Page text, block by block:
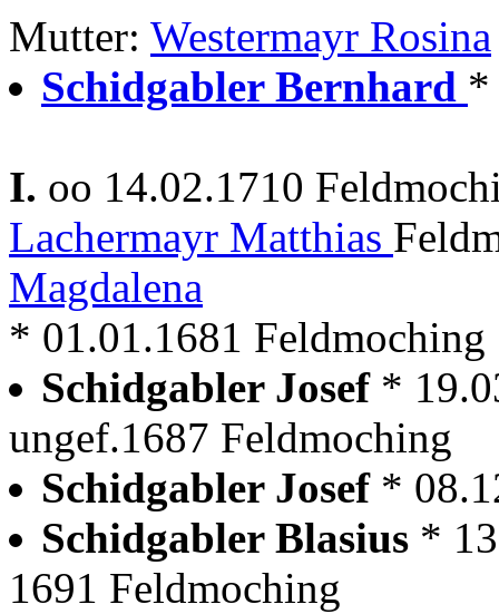
Mutter: Westermayr Rosina
Schidgabler Bernhard *
I. oo 14.02.1710
Lachermayr Matthias
Magdalena
* 01.01.1681 Feldmoching
Schidgabler Josef *
ungef.1687 Feldmoching
Schidgabler Josef *
Schidgabler Blasius *
1691 Feldmoching